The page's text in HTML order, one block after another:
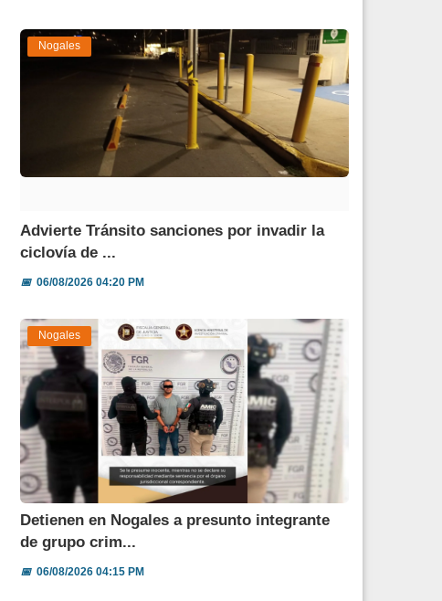
Nogales
Advierte Tránsito sanciones por invadir la
ciclovía de ...
📅06/08/2026 04:20 PM
Nogales
Detienen en Nogales a presunto integrante
de grupo crim...
📅06/08/2026 04:15 PM